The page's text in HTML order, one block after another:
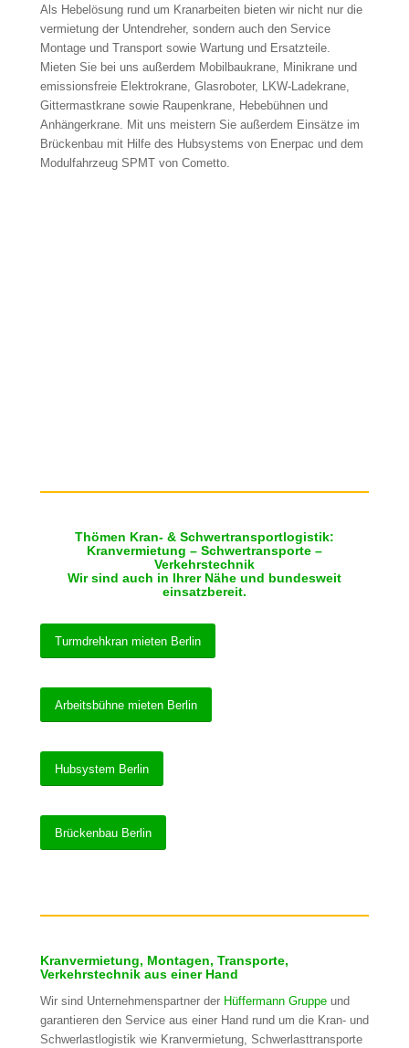
Als Hebelösung rund um Kranarbeiten bieten wir nicht nur die
vermietung der Untendreher, sondern auch den Service
Montage und Transport sowie Wartung und Ersatzteile.
Mieten Sie bei uns außerdem Mobilbaukrane, Minikrane und
emissionsfreie Elektrokrane, Glasroboter, LKW-Ladekrane,
Gittermastkrane sowie Raupenkrane, Hebebühnen und
Anhängerkrane. Mit uns meistern Sie außerdem Einsätze im
Brückenbau mit Hilfe des Hubsystems von Enerpac und dem
Modulfahrzeug SPMT von Cometto.
Thömen Kran- & Schwertransportlogistik:
Kranvermietung – Schwertransporte –
Verkehrstechnik
Wir sind auch in Ihrer Nähe und bundesweit
einsatzbereit.
Turmdrehkran mieten Berlin
Arbeitsbühne mieten Berlin
Hubsystem Berlin
Brückenbau Berlin
Kranvermietung, Montagen, Transporte,
Verkehrstechnik aus einer Hand
Wir sind Unternehmenspartner der Hüffermann Gruppeund
garantieren den Service aus einer Hand rund um die Kran- und
Schwerlastlogistik wie Kranvermietung, Schwerlasttransporte